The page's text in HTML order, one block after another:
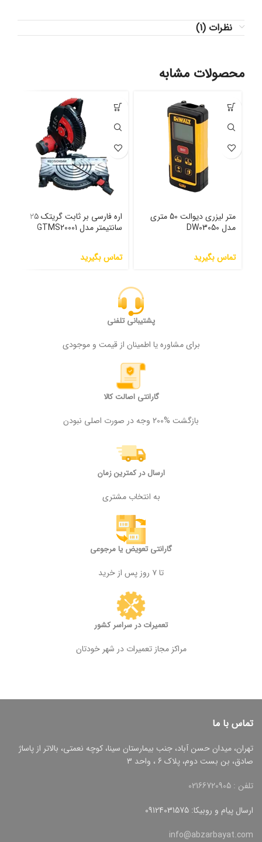
نظرات (1)
محصولات مشابه
متر لیزری دیوالت 50 متری
مدل DW03050
تماس بگیرید
اره فارسی بر ثابت گریتک ۲۵
سانتیمتر مدل GTMS20001
تماس بگیرید
پشتیبانی تلفنی
برای مشاوره یا اطمینان از قیمت و موجودی
گارانتی اصالت کالا
بازگشت %200 وجه در صورت اصلی نبودن
ارسال در کمترین زمان
به انتخاب مشتری
گارانتی تعویض یا مرجوعی
تا ۷ روز پس از خرید
تعمیرات در سراسر کشور
مراکز مجاز تعمیرات در شهر خودتان
تماس با ما
تهران، میدان حسن آباد، جنب بیمارستان سینا، کوچه نعمتی، بالاتر از پاساژ
صادق، بن بست دوم، پلاک 6 ، واحد 3
تلفن : 02166720905
ارسال پیام و روبیکا: 09124031575
info@abzarbayat.com